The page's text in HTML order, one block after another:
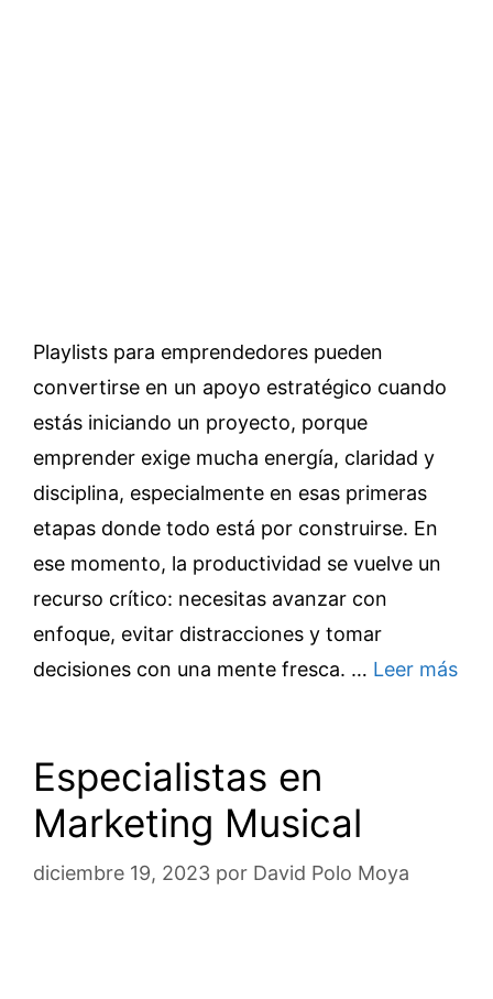
Playlists para emprendedores pueden
convertirse en un apoyo estratégico cuando
estás iniciando un proyecto, porque
emprender exige mucha energía, claridad y
disciplina, especialmente en esas primeras
etapas donde todo está por construirse. En
ese momento, la productividad se vuelve un
recurso crítico: necesitas avanzar con
enfoque, evitar distracciones y tomar
decisiones con una mente fresca. … Leer más
Especialistas en
Marketing Musical
diciembre 19, 2023 por David Polo Moya